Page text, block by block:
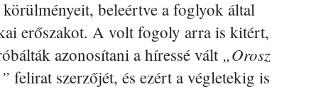
beleértve a foglyok által
erőszakot. A volt fogoly arra is kitért,
azonosítani a híressé vált „Orosz
felirat szerzőjét, és ezért a végletekig is